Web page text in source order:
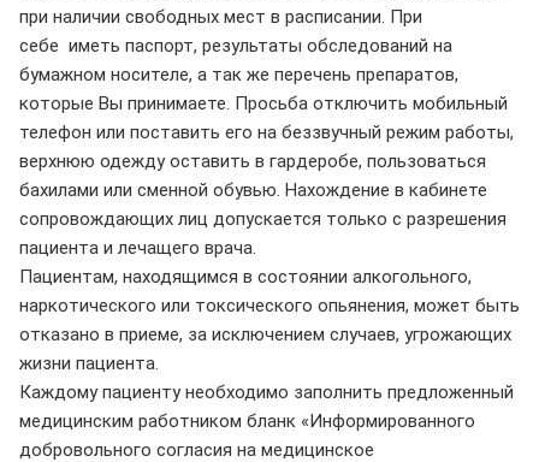
при наличии свободных мест в расписании. При
себе иметь паспорт, результаты обследований на
бумажном носителе, а так же перечень препаратов,
которые Вы принимаете. Просьба отключить мобильный
телефон или поставить его на беззвучный режим работы,
верхнюю одежду оставить в гардеробе, пользоваться
бахилами или сменной обувью. Нахождение в кабинете
сопровождающих лиц допускается только с разрешения
пациента и лечащего врача.
Пациентам, находящимся в состоянии алкогольного,
наркотического или токсического опьянения, может быть
отказано в приеме, за исключением случаев, угрожающих
жизни пациента.
Каждому пациенту необходимо заполнить предложенный
медицинским работником бланк «Информированного
добровольного согласия на медицинское